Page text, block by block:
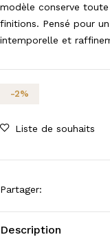
modèle conserve
finitions. Pensé pour
intemporelle et
-2%
Liste de souhaits
Partager:
Description